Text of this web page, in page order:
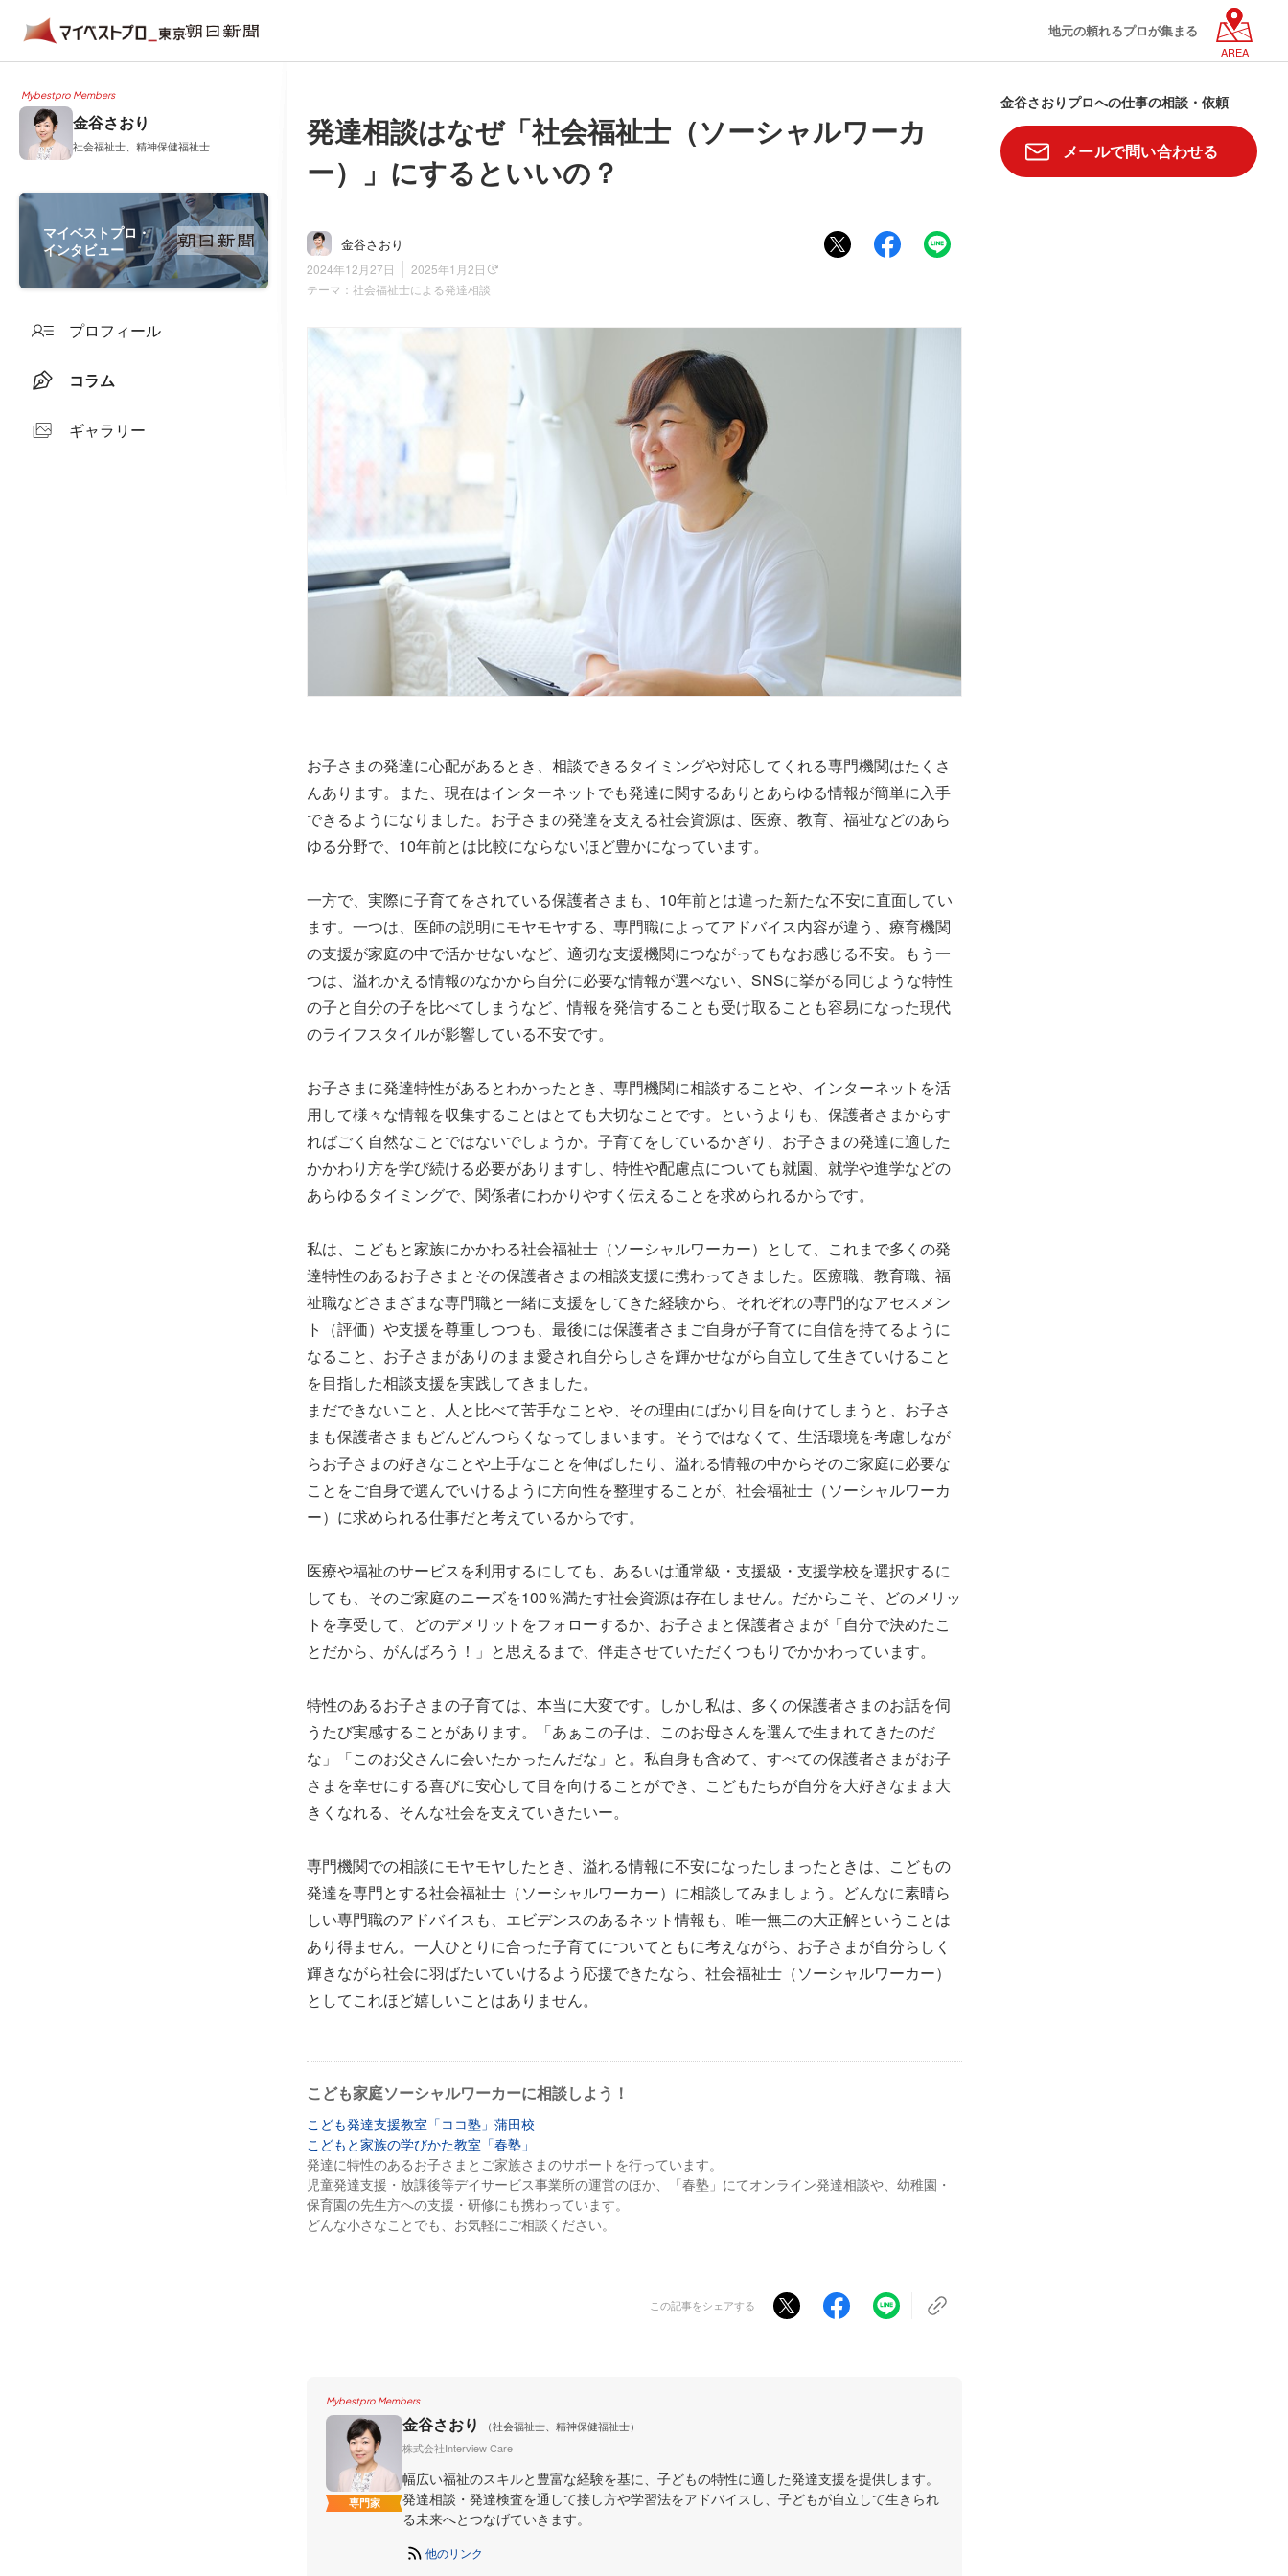
地元の頼れるプロが集まる
AREA
Mybestpro Members
金谷さおり
社会福祉士、精神保健福祉士
マイベストプロ・
インタビュー
プロフィール
コラム
ギャラリー
発達相談はなぜ「社会福祉士（ソーシャルワーカ
ー）」にするといいの？
金谷さおり
2024年12月27日
2025年1月2日
テーマ： 社会福祉士による発達相談
お子さまの発達に心配があるとき、相談できるタイミングや対応してくれる専門機関はたくさ
んあります。また、現在はインターネットでも発達に関するありとあらゆる情報が簡単に入手
できるようになりました。お子さまの発達を支える社会資源は、医療、教育、福祉などのあら
ゆる分野で、10年前とは比較にならないほど豊かになっています。
一方で、実際に子育てをされている保護者さまも、10年前とは違った新たな不安に直面してい
ます。一つは、医師の説明にモヤモヤする、専門職によってアドバイス内容が違う、療育機関
の支援が家庭の中で活かせないなど、適切な支援機関につながってもなお感じる不安。もう一
つは、溢れかえる情報のなかから自分に必要な情報が選べない、SNSに挙がる同じような特性
の子と自分の子を比べてしまうなど、情報を発信することも受け取ることも容易になった現代
のライフスタイルが影響している不安です。
お子さまに発達特性があるとわかったとき、専門機関に相談することや、インターネットを活
用して様々な情報を収集することはとても大切なことです。というよりも、保護者さまからす
ればごく自然なことではないでしょうか。子育てをしているかぎり、お子さまの発達に適した
かかわり方を学び続ける必要がありますし、特性や配慮点についても就園、就学や進学などの
あらゆるタイミングで、関係者にわかりやすく伝えることを求められるからです。
私は、こどもと家族にかかわる社会福祉士（ソーシャルワーカー）として、これまで多くの発
達特性のあるお子さまとその保護者さまの相談支援に携わってきました。医療職、教育職、福
祉職などさまざまな専門職と一緒に支援をしてきた経験から、それぞれの専門的なアセスメン
ト（評価）や支援を尊重しつつも、最後には保護者さまご自身が子育てに自信を持てるように
なること、お子さまがありのまま愛され自分らしさを輝かせながら自立して生きていけること
を目指した相談支援を実践してきました。
まだできないこと、人と比べて苦手なことや、その理由にばかり目を向けてしまうと、お子さ
まも保護者さまもどんどんつらくなってしまいます。そうではなくて、生活環境を考慮しなが
らお子さまの好きなことや上手なことを伸ばしたり、溢れる情報の中からそのご家庭に必要な
ことをご自身で選んでいけるように方向性を整理することが、社会福祉士（ソーシャルワーカ
ー）に求められる仕事だと考えているからです。
医療や福祉のサービスを利用するにしても、あるいは通常級・支援級・支援学校を選択するに
しても、そのご家庭のニーズを100％満たす社会資源は存在しません。だからこそ、どのメリッ
トを享受して、どのデメリットをフォローするか、お子さまと保護者さまが「自分で決めたこ
とだから、がんばろう！」と思えるまで、伴走させていただくつもりでかかわっています。
特性のあるお子さまの子育ては、本当に大変です。しかし私は、多くの保護者さまのお話を伺
うたび実感することがあります。「あぁこの子は、このお母さんを選んで生まれてきたのだ
な」「このお父さんに会いたかったんだな」と。私自身も含めて、すべての保護者さまがお子
さまを幸せにする喜びに安心して目を向けることができ、こどもたちが自分を大好きなまま大
きくなれる、そんな社会を支えていきたいー。
専門機関での相談にモヤモヤしたとき、溢れる情報に不安になったしまったときは、こどもの
発達を専門とする社会福祉士（ソーシャルワーカー）に相談してみましょう。どんなに素晴ら
しい専門職のアドバイスも、エビデンスのあるネット情報も、唯一無二の大正解ということは
あり得ません。一人ひとりに合った子育てについてともに考えながら、お子さまが自分らしく
輝きながら社会に羽ばたいていけるよう応援できたなら、社会福祉士（ソーシャルワーカー）
としてこれほど嬉しいことはありません。
こども家庭ソーシャルワーカーに相談しよう！
こども発達支援教室「ココ塾」蒲田校
こどもと家族の学びかた教室「春塾」
発達に特性のあるお子さまとご家族さまのサポートを行っています。
児童発達支援・放課後等デイサービス事業所の運営のほか、「春塾」にてオンライン発達相談や、幼稚園・
保育園の先生方への支援・研修にも携わっています。
どんな小さなことでも、お気軽にご相談ください。
この記事をシェアする
Mybestpro Members
専門家
金谷さおり
（社会福祉士、精神保健福祉士）
株式会社Interview Care
幅広い福祉のスキルと豊富な経験を基に、子どもの特性に適した発達支援を提供します。
発達相談・発達検査を通して接し方や学習法をアドバイスし、子どもが自立して生きられ
る未来へとつなげていきます。
他のリンク
金谷さおりプロへの仕事の相談・依頼
メールで問い合わせる